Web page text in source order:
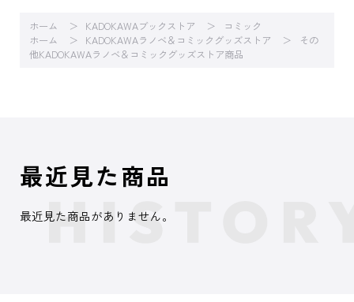
ホーム KADOKAWAブックストア
コミック
ホーム
KADOKAWAラノベ＆コミックグッズストア
その
他KADOKAWAラノベ＆コミックグッズストア商品
最近見た商品
最近見た商品がありません。